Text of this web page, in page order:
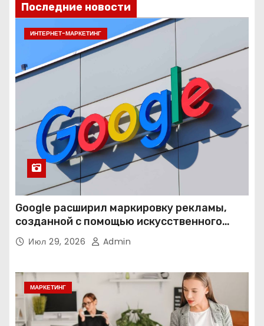
Последние новости
ИНТЕРНЕТ-МАРКЕТИНГ
Google расширил маркировку рекламы,
созданной с помощью искусственного
интеллекта
Июл 29, 2026 Admin
МАРКЕТИНГ